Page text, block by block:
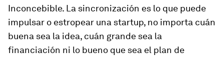
Inconcebible. La sincronización es lo que puede
impulsar o estropear una startup, no importa cuán
buena sea la idea, cuán grande sea la
financiación ni lo bueno que sea el plan de